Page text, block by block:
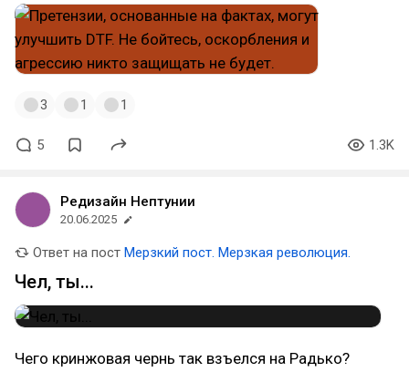
3 1 1
5 1.3K
Редизайн Нептунии
20.06.2025
Ответ на пост Мерзкий пост. Мерзкая революция.
Чел, ты...
Чего кринжовая чернь так взъелся на Радько?